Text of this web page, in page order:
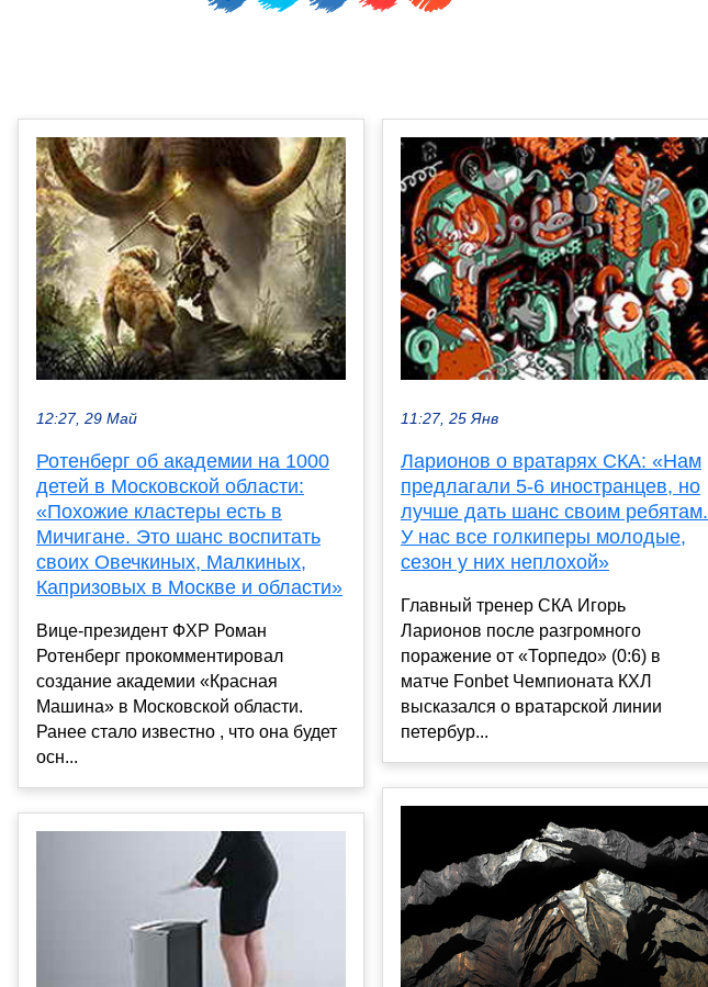
12:27, 29 Май
Ротенберг об академии на 1000
детей в Московской области:
«Похожие кластеры есть в
Мичигане. Это шанс воспитать
своих Овечкиных, Малкиных,
Капризовых в Москве и области»
Вице-президент ФХР Роман
Ротенберг прокомментировал
создание академии «Красная
Машина» в Московской области.
Ранее стало известно , что она будет
осн...
11:27, 25 Янв
Ларионов о вратарях СКА: «Нам
предлагали 5-6 иностранцев, но
лучше дать шанс своим ребятам.
У нас все голкиперы молодые,
сезон у них неплохой»
Главный тренер СКА Игорь
Ларионов после разгромного
поражение от «Торпедо» (0:6) в
матче Fonbet Чемпионата КХЛ
высказался о вратарской линии
петербур...